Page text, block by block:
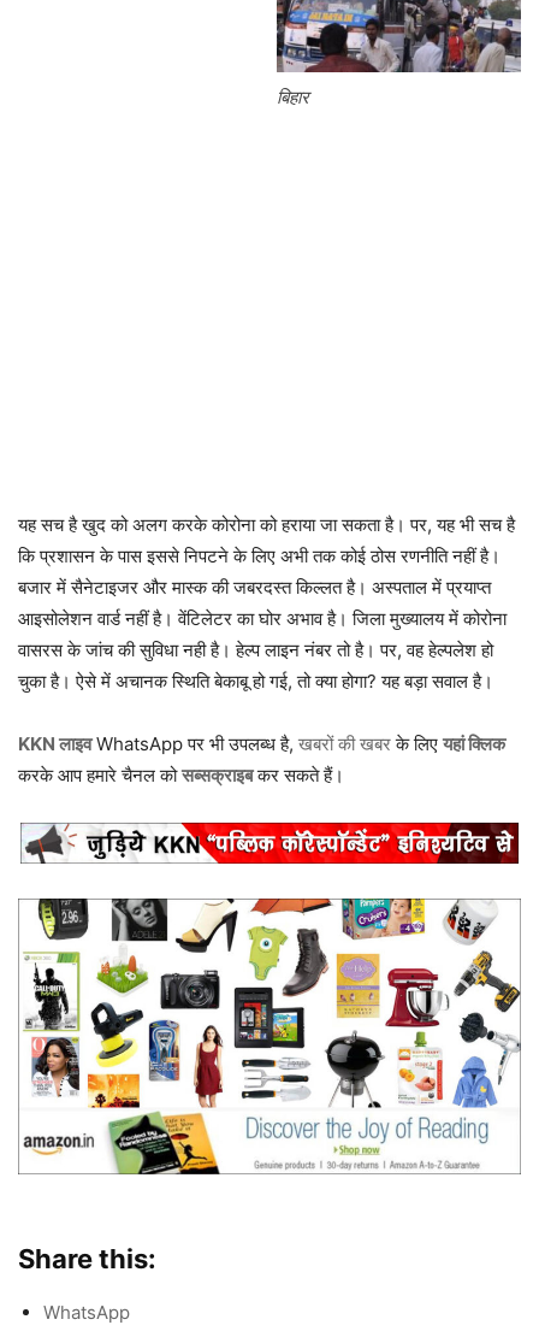
बिहार
यह सच है खुद को अलग करके कोरोना को हराया जा सकता है। पर, यह भी सच है
कि प्रशासन के पास इससे निपटने के लिए अभी तक कोई ठोस रणनीति नहीं है।
बजार में सैनेटाइजर और मास्क की जबरदस्त किल्लत है। अस्पताल में प्रयाप्त
आइसोलेशन वार्ड नहीं है। वेंटिलेटर का घोर अभाव है। जिला मुख्यालय में कोरोना
वासरस के जांच की सुविधा नही है। हेल्प लाइन नंबर तो है। पर, वह हेल्पलेश हो
चुका है। ऐसे में अचानक स्थिति बेकाबू हो गई, तो क्या होगा? यह बड़ा सवाल है।
KKN लाइवWhatsApp पर भी उपलब्ध है, खबरों की खबरके लिए यहां क्लिक
करके आप हमारे चैनल कोसब्सक्राइबकर सकते हैं।
Share this:
WhatsApp